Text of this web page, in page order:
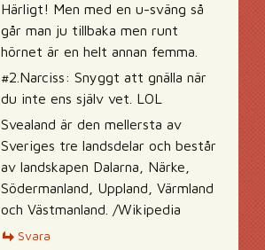
Härligt! Men med en u-sväng så
går man ju tillbaka men runt
hörnet är en helt annan femma.
#2.Narciss: Snyggt att gnälla när
du inte ens själv vet. LOL
Svealand är den mellersta av
Sveriges tre landsdelar och består
av landskapen Dalarna, Närke,
Södermanland, Uppland, Värmland
och Västmanland. /Wikipedia
Svara